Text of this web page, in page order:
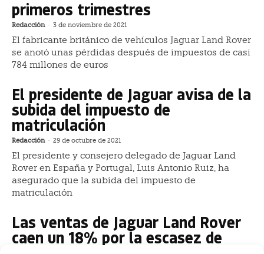
primeros trimestres
Redacción - 3 de noviembre de 2021
El fabricante británico de vehículos Jaguar Land Rover
se anotó unas pérdidas después de impuestos de casi
784 millones de euros
El presidente de Jaguar avisa de la
subida del impuesto de
matriculación
Redacción - 29 de octubre de 2021
El presidente y consejero delegado de Jaguar Land
Rover en España y Portugal, Luis Antonio Ruiz, ha
asegurado que la subida del impuesto de
matriculación
Las ventas de Jaguar Land Rover
caen un 18% por la escasez de